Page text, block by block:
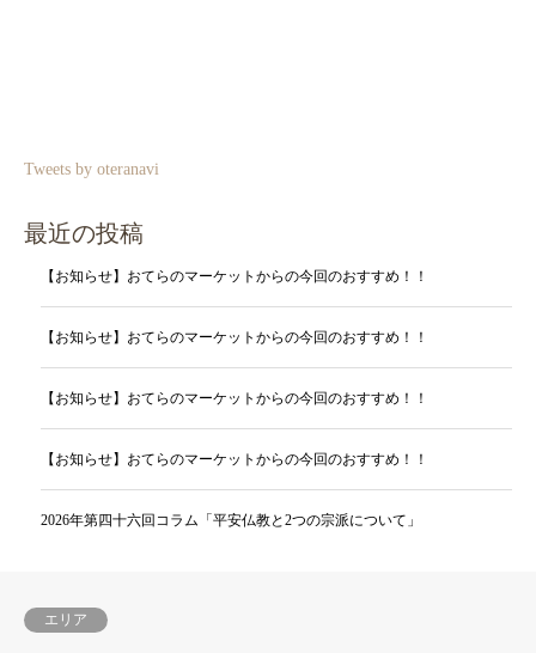
Tweets by oteranavi
最近の投稿
【お知らせ】おてらのマーケットからの今回のおすすめ！！
【お知らせ】おてらのマーケットからの今回のおすすめ！！
【お知らせ】おてらのマーケットからの今回のおすすめ！！
【お知らせ】おてらのマーケットからの今回のおすすめ！！
2026年第四十六回コラム「平安仏教と2つの宗派について」
エリア